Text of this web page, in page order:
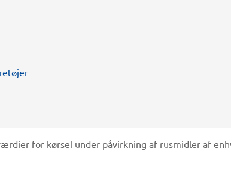
for kørsel under påvirkning af rusmidler af